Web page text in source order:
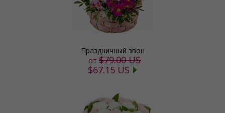
Праздничный звон
от $79.00 US
$67.15 US